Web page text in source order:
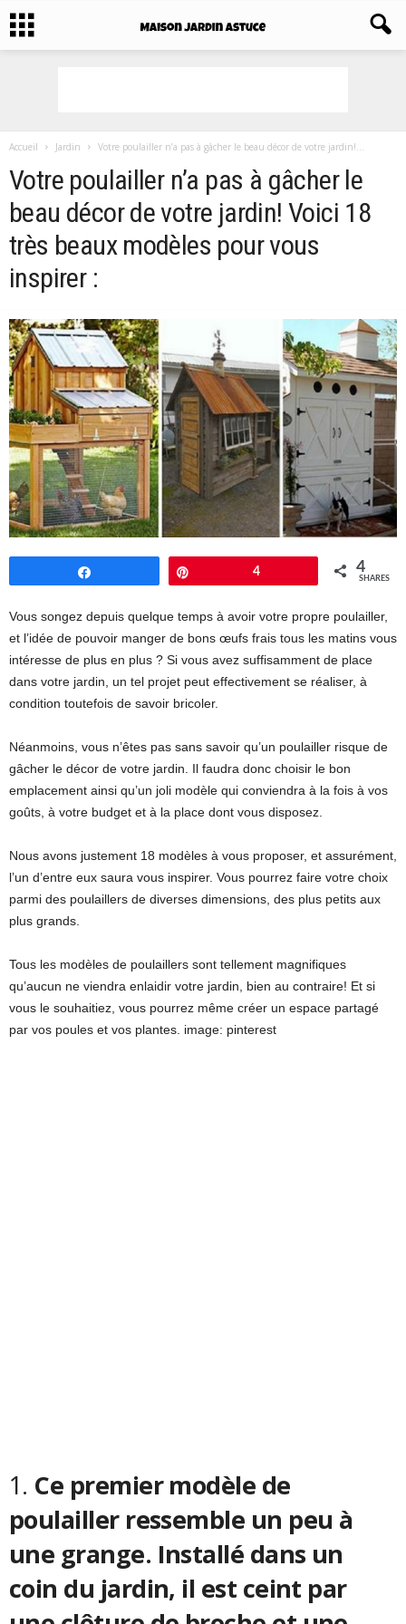
Accueil Jardin Votre poulailler n’a pas à gâcher le beau décor de votre jardin!...
Votre poulailler n’a pas à gâcher le
beau décor de votre jardin! Voici 18
très beaux modèles pour vous
inspirer :
4 4
SHARES
Vous songez depuis quelque temps à avoir votre propre poulailler,
et l’idée de pouvoir manger de bons œufs frais tous les matins vous
intéresse de plus en plus ? Si vous avez suffisamment de place
dans votre jardin, un tel projet peut effectivement se réaliser, à
condition toutefois de savoir bricoler.
Néanmoins, vous n’êtes pas sans savoir qu’un poulailler risque de
gâcher le décor de votre jardin. Il faudra donc choisir le bon
emplacement ainsi qu’un joli modèle qui conviendra à la fois à vos
goûts, à votre budget et à la place dont vous disposez.
Nous avons justement 18 modèles à vous proposer, et assurément,
l’un d’entre eux saura vous inspirer. Vous pourrez faire votre choix
parmi des poulaillers de diverses dimensions, des plus petits aux
plus grands.
Tous les modèles de poulaillers sont tellement magnifiques
qu’aucun ne viendra enlaidir votre jardin, bien au contraire! Et si
vous le souhaitiez, vous pourrez même créer un espace partagé
par vos poules et vos plantes. image: pinterest
1. Ce premier modèle de
poulailler ressemble un peu à
une grange. Installé dans un
coin du jardin, il est ceint par